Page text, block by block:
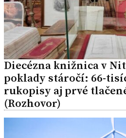
Diecézna knižnica v
poklady stáročí: 66-
rukopisy aj prvé
(Rozhovor)